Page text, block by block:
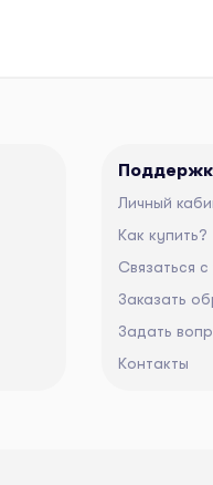
Личный
Как купить?
Связаться
Заказать
Задать
Контакты